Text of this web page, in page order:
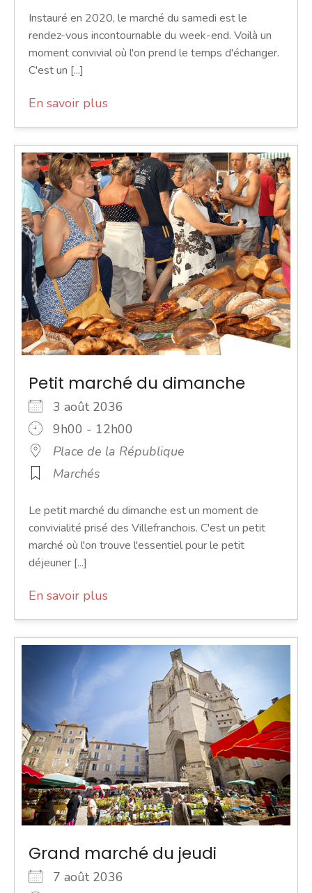
Instauré en 2020, le marché du samedi est le
rendez-vous incontournable du week-end. Voilà un
moment convivial où l'on prend le temps d'échanger.
C'est un [...]
En savoir plus
Petit marché du dimanche
3 août 2036
9h00 - 12h00
Place de la République
Marchés
Le petit marché du dimanche est un moment de
convivialité prisé des Villefranchois. C'est un petit
marché où l'on trouve l'essentiel pour le petit
déjeuner [...]
En savoir plus
Grand marché du jeudi
7 août 2036